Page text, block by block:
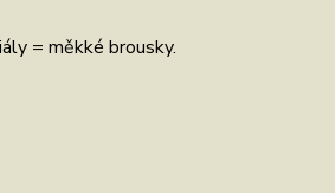
= měkké brousky.